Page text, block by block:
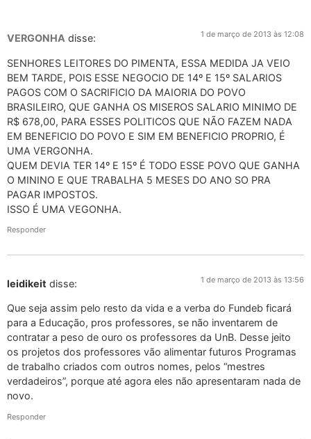
VERGONHA disse: 1 de março de 2013 às 12:08
SENHORES LEITORES DO PIMENTA, ESSA MEDIDA JA VEIO
BEM TARDE, POIS ESSE NEGOCIO DE 14º E 15º SALARIOS
PAGOS COM O SACRIFICIO DA MAIORIA DO POVO
BRASILEIRO, QUE GANHA OS MISEROS SALARIO MINIMO DE
R$ 678,00, PARA ESSES POLITICOS QUE NÃO FAZEM NADA
EM BENEFICIO DO POVO E SIM EM BENEFICIO PROPRIO, É
UMA VERGONHA.
QUEM DEVIA TER 14º E 15º É TODO ESSE POVO QUE GANHA
O MININO E QUE TRABALHA 5 MESES DO ANO SO PRA
PAGAR IMPOSTOS.
ISSO É UMA VEGONHA.
Responder
leidikeit disse: 1 de março de 2013 às 13:56
Que seja assim pelo resto da vida e a verba do Fundeb ficará
para a Educação, pros professores, se não inventarem de
contratar a peso de ouro os professores da UnB. Desse jeito
os projetos dos professores vão alimentar futuros Programas
de trabalho criados com outros nomes, pelos “mestres
verdadeiros”, porque até agora eles não apresentaram nada de
novo.
Responder